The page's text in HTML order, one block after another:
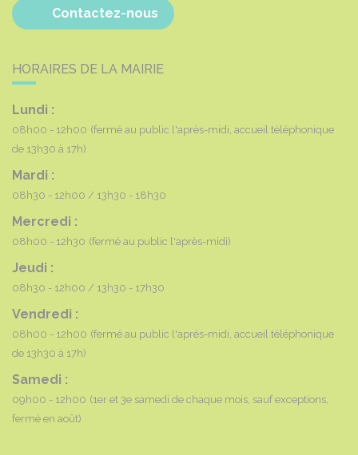
Contactez-nous
HORAIRES DE LA MAIRIE
Lundi :
08h00 - 12h00 (fermé au public l'après-midi, accueil téléphonique
de 13h30 à 17h)
Mardi :
08h30 - 12h00 13h30 - 18h30
Mercredi :
08h00 - 12h30 (fermé au public l'après-midi)
Jeudi :
08h30 - 12h00 13h30 - 17h30
Vendredi :
08h00 - 12h00 (fermé au public l'après-midi, accueil téléphonique
de 13h30 à 17h)
Samedi :
09h00 - 12h00 (1er et 3e samedi de chaque mois, sauf exceptions,
fermé en août)